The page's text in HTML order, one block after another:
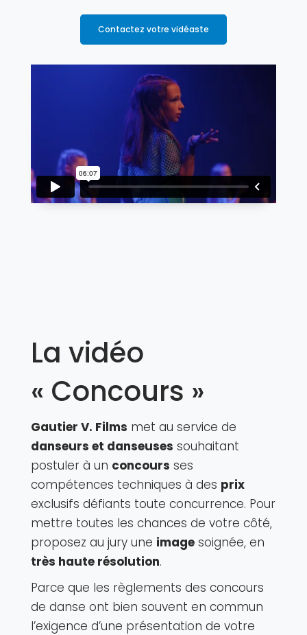
Contactez votre vidéaste
La vidéo
« Concours »
Gautier V. Films met au service de
danseurs et danseuses souhaitant
postuler à un concours ses
compétences techniques à des prix
exclusifs défiants toute concurrence. Pour
mettre toutes les chances de votre côté,
proposez au jury une imagesoignée, en
très haute résolution.
Parce que les règlements des concours
de danse ont bien souvent en commun
l’exigence d’une présentation de votre